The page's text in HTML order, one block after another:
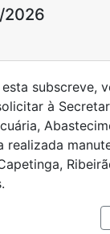
2026
subscreve,
à
realizada